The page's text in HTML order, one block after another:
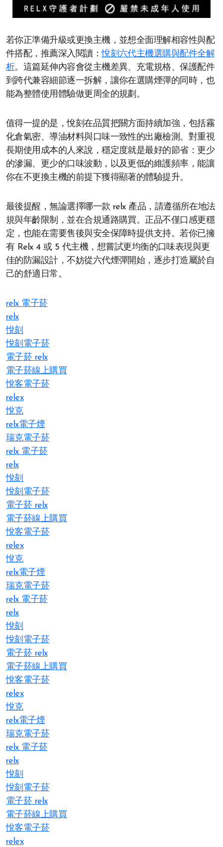
若你正準備升級或更換主機，並想全面理解相容性與配
件搭配，推薦深入閱讀：悅刻六代主機選購與配件全解
析。這篇延伸內容會從主機差異、充電規格、保護配件
到跨代兼容細節逐一拆解，讓你在選購煙彈的同時，也
能為整體使用體驗做更周全的規劃。
值得一提的是，悅刻在品質把關方面持續加強，包括霧
化倉氣密、導油材料與口味一致性的出廠檢測。對重視
長期使用成本的人來說，穩定度就是最好的節省：更少
的滲漏、更少的口味波動，以及更低的維護頻率，能讓
你在不更換主機的前提下獲得顯著的體驗提升。
最後提醒，無論選擇哪一款 relx 產品，請遵循所在地法
規與年齡限制，並在合規通路購買。正品不僅口感更穩
定，也能在需要售後與安全保障時提供支持。若你已擁
有 Relx 4 或 5 代主機，想嘗試更均衡的口味表現與更
佳的防漏設計，不妨從六代煙彈開始，逐步打造屬於自
己的舒適日常。
relx 電子菸
relx
悅刻
悅刻電子菸
電子菸 relx
電子菸線上購買
悅客電子菸
relex
悅克
relx電子煙
瑞克電子菸
relx 電子菸
relx
悅刻
悅刻電子菸
電子菸 relx
電子菸線上購買
悅客電子菸
relex
悅克
relx電子煙
瑞克電子菸
relx 電子菸
relx
悅刻
悅刻電子菸
電子菸 relx
電子菸線上購買
悅客電子菸
relex
悅克
relx電子煙
瑞克電子菸
relx 電子菸
relx
悅刻
悅刻電子菸
電子菸 relx
電子菸線上購買
悅客電子菸
relex